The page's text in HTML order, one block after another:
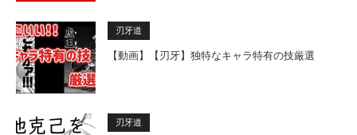
刃牙道
【動画】【刃牙】独特なキャラ特有の技厳選
刃牙道